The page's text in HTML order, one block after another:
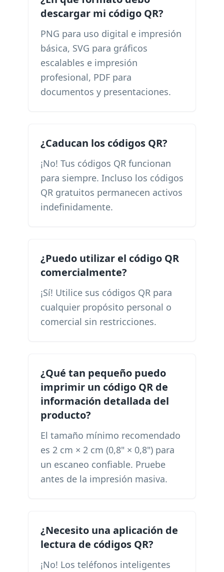
descargar mi código QR?
PNG para uso digital e impresión
básica, SVG para gráficos
escalables e impresión
profesional, PDF para
documentos y presentaciones.
¿Caducan los códigos QR?
¡No! Tus códigos QR funcionan
para siempre. Incluso los códigos
QR gratuitos permanecen activos
indefinidamente.
¿Puedo utilizar el código QR
comercialmente?
¡Sí! Utilice sus códigos QR para
cualquier propósito personal o
comercial sin restricciones.
¿Qué tan pequeño puedo
imprimir un código QR de
información detallada del
producto?
El tamaño mínimo recomendado
es 2 cm × 2 cm (0,8" × 0,8") para
un escaneo confiable. Pruebe
antes de la impresión masiva.
¿Necesito una aplicación de
lectura de códigos QR?
¡No! Los teléfonos inteligentes